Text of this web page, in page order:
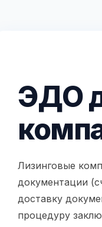
ЭДО
Лизинговые
документации
доставку
процедуру